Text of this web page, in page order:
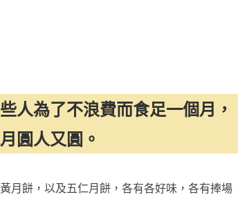
人為了不浪費而食足一個月，
圓人又圓。
月餅，以及五仁月餅，各有各好味，各有捧場